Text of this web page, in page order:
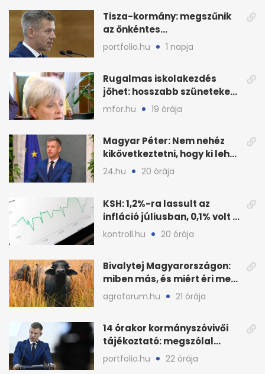
Tisza-kormány: megszűnik
az önkéntes
fogyasztáscsökkentés
portfolio.hu 1 napja
Rugalmas iskolakezdés
jöhet: hosszabb szüneteket
javasolnak szeptembertől
mfor.hu 19 órája
Magyar Péter: Nem nehéz
kikövetkeztetni, hogy ki lehet
a három jelölt
24.hu 20 órája
KSH: 1,2%-ra lassult az
infláció júliusban, 0,1% volt a
havi áresés
kontroll.hu 20 órája
Bivalytej Magyarországon:
miben más, és miért éri meg
feldolgozni?
agroforum.hu 21 órája
14 órakor kormányszóvivői
tájékoztató: megszólal
Magyar Péter is
portfolio.hu 22 órája